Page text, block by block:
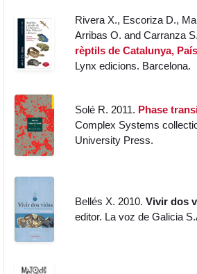
Rivera X., Escoriza D.,
Arribas O. and Carranza
rèptils de Catalunya,
Lynx edicions. Barcelona.
Solé R. 2011. Phase
Complex Systems
University Press.
Bellés X. 2010. Vivir dos
editor. La voz de Galicia